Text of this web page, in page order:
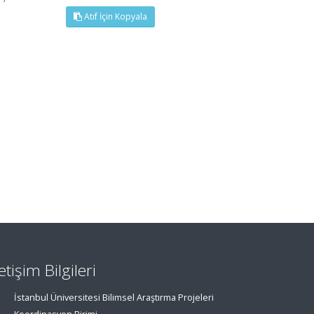
Atıf İçin Kopyala
Bilgileri
İstanbul Üniversitesi Bilimsel Araştırma Projeleri